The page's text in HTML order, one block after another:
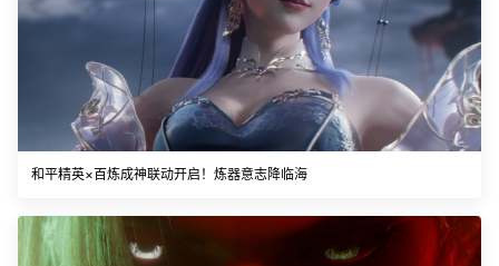
和平精英×百炼成神联动开启！炼器意志降临海